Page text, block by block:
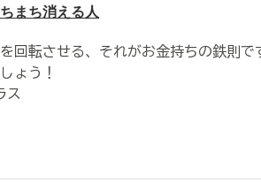
まち消える人
回転させる、それがお金持ちの鉄則で
ょう！
ス